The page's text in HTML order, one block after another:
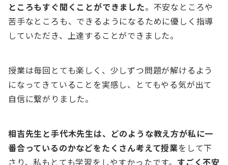
ところもすぐ聞くことができました。不安なところや
苦手なところも、できるようになるために優しく指導
していただき、上達することができました。
授業は毎回とても楽しく、少しずつ問題が解けるよう
になってきていることを実感し、とてもやる気が出て
自信に繋がりました。
相吉先生と手代木先生は、どのような教え方が私に一
番合っているのかなどをたくさん考えて授業をして下
さり、私もとても学習をしやすかったです。 すごく不安